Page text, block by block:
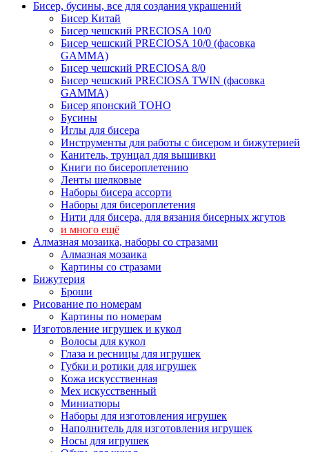
Бисер, бусины, все для создания украшений
Бисер Китай
Бисер чешский PRECIOSA 10/0
Бисер чешский PRECIOSA 10/0 (фасовка
GAMMA)
Бисер чешский PRECIOSA 8/0
Бисер чешский PRECIOSA TWIN (фасовка
GAMMA)
Бисер японский TOHO
Бусины
Иглы для бисера
Инструменты для работы с бисером и бижутерией
Канитель, трунцал для вышивки
Книги по бисероплетению
Ленты шелковые
Наборы бисера ассорти
Наборы для бисероплетения
Нити для бисера, для вязания бисерных жгутов
и много ещё
Алмазная мозаика, наборы со стразами
Алмазная мозаика
Картины co стразами
Бижутерия
Броши
Рисование по номерам
Картины по номерам
Изготовление игрушек и кукол
Волосы для кукол
Глаза и ресницы для игрушек
Губки и ротики для игрушек
Кожа искусственная
Мех искусственный
Миниатюры
Наборы для изготовления игрушек
Наполнитель для изготовления игрушек
Носы для игрушек